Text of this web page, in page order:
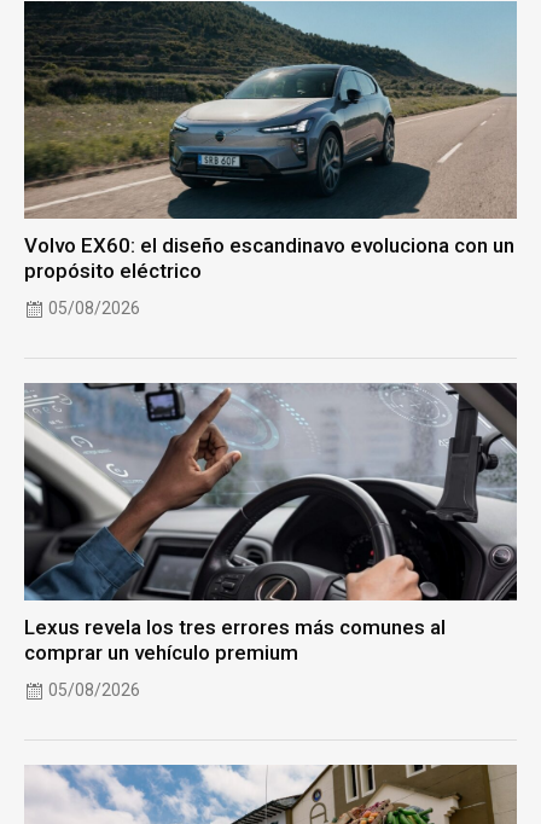
Volvo EX60: el diseño escandinavo evoluciona con un
propósito eléctrico
05/08/2026
Lexus revela los tres errores más comunes al
comprar un vehículo premium
05/08/2026